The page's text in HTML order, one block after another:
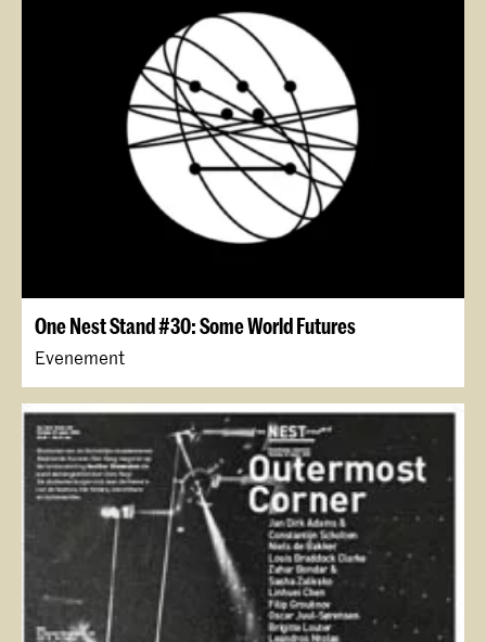
One Nest Stand #30: Some World Futures
Evenement